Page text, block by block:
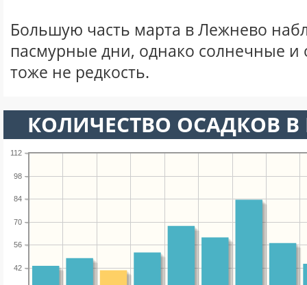
Большую часть марта в Лежнево
пасмурные дни, однако солнечные
тоже не редкость.
КОЛИЧЕСТВО ОСАДКОВ
42
56
70
84
98
112